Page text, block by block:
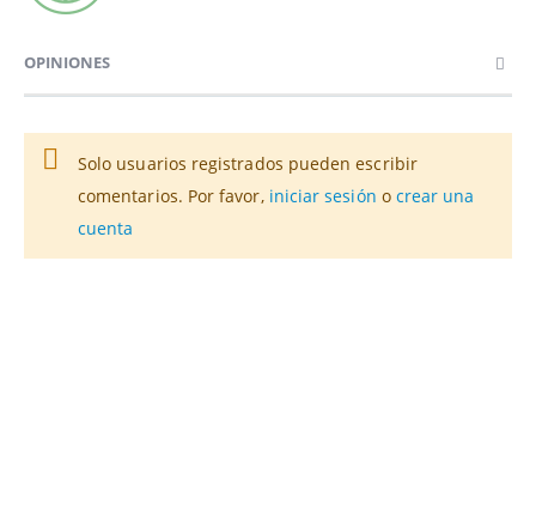
OPINIONES
Solo usuarios registrados pueden escribir
comentarios. Por favor, iniciar sesión o crear una
cuenta